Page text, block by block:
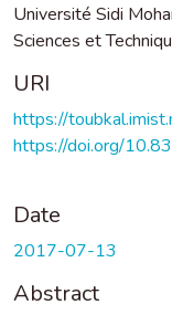
Université Sidi
Sciences et
URI
https://
https://doi.org/
Date
2017-07-13
Abstract